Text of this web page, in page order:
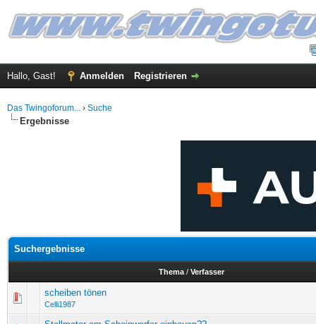
Hallo, Gast! Anmelden Registrieren
Das Twingoforum... › Suche
Ergebnisse
Suchergebnisse
Thema / Verfasser
scheiben tönen
Celli1987